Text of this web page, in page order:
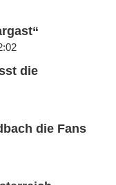
die
die Fans